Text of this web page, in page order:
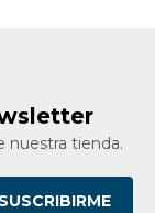
nuestra tienda.
SUSCRIBIRME